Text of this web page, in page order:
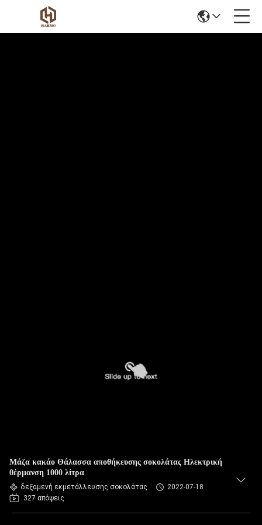
Μάζα κακάο Θάλασσα αποθήκευσης σοκολάτας Ηλεκτρική
θέρμανση 1000 λίτρα
δεξαμενή εκμετάλλευσης σοκολάτας
2022-07-18
327 απόψεις